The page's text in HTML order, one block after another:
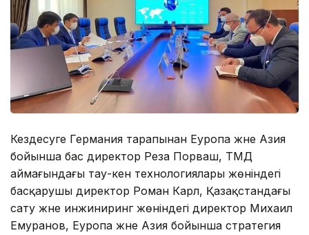
Кездесуге Германия тарапынан Еуропа және Азия
бойынша бас директор Реза Порваш, ТМД
аймағындағы тау-кен технологиялары жөніндегі
басқарушы директор Роман Карл, Қазақстандағы
сату және инжиниринг жөніндегі директор Михаил
Емуранов, Еуропа және Азия бойынша стратегия